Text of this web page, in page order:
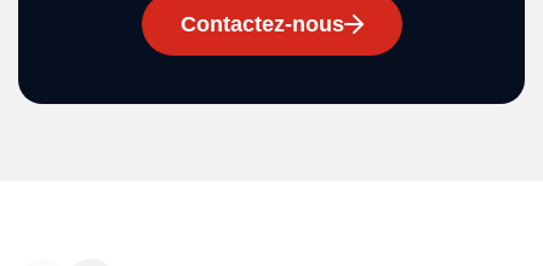
Contactez-nous